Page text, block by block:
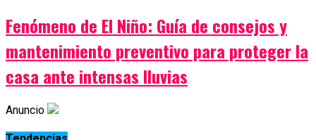
Fenómeno de El Niño: Guía de consejos y
mantenimiento preventivo para proteger la
casa ante intensas lluvias
Anuncio